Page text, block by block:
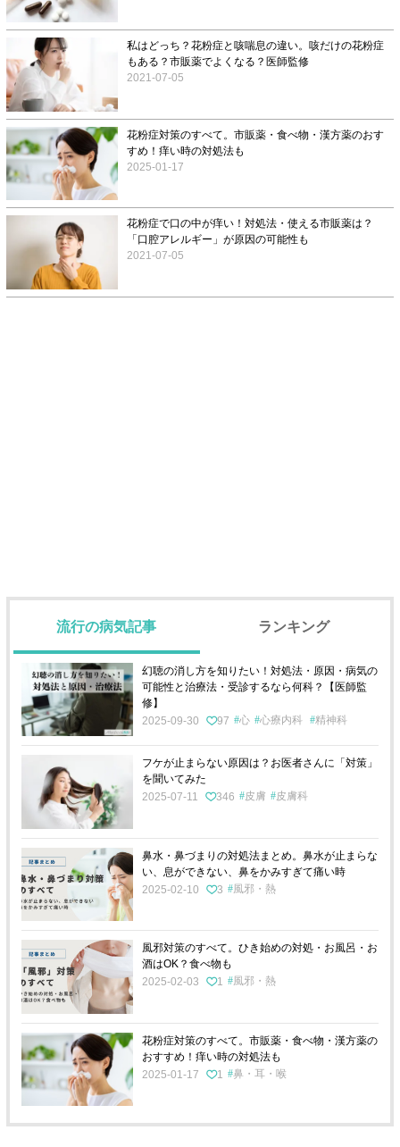
私はどっち？花粉症と咳喘息の違い。咳だけの花粉症
もある？市販薬でよくなる？医師監修
2021-07-05
花粉症対策のすべて。市販薬・食べ物・漢方薬のおす
すめ！痒い時の対処法も
2025-01-17
花粉症で口の中が痒い！対処法・使える市販薬は？
「口腔アレルギー」が原因の可能性も
2021-07-05
流行の病気記事 ランキング
幻聴の消し方を知りたい！対処法・原因・病気の
可能性と治療法・受診するなら何科？【医師監
修】
2025-09-30
97 心 心療内科 精神科
フケが止まらない原因は？お医者さんに「対策」
を聞いてみた
2025-07-11
346 皮膚 皮膚科
鼻水・鼻づまりの対処法まとめ。鼻水が止まらな
い、息ができない、鼻をかみすぎて痛い時
2025-02-10
3 風邪・熱
風邪対策のすべて。ひき始めの対処・お風呂・お
酒はOK？食べ物も
2025-02-03
1 風邪・熱
花粉症対策のすべて。市販薬・食べ物・漢方薬の
おすすめ！痒い時の対処法も
2025-01-17
1 鼻・耳・喉